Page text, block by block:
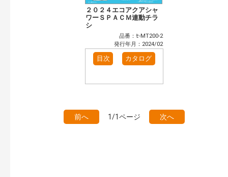
２０２４エコアクアシャ
ワーＳＰＡＣＭ連動チラ
シ
品番：ｾ-MT200-2
発行年月：2024/02
目次 カタログ
前へ 1/1ページ 次へ